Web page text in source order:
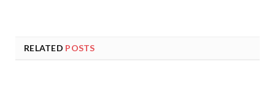
RELATED POSTS